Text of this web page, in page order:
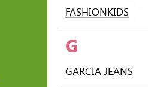
FASHIONKIDS
G
GARCIA JEANS